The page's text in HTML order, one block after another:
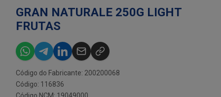
GRAN NATURALE 250G LIGHT
FRUTAS
Código do Fabricante: 200200068
Código: 116836